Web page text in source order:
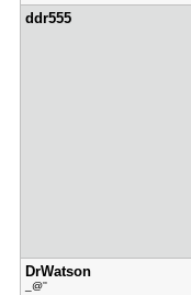
ddr555
DrWatson
_@''